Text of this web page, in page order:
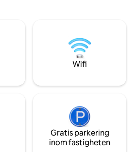
upplevelse.
är en
Dessutom får du
utsikterna i
Wifi
Gratis parkering
inom fastigheten